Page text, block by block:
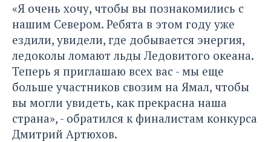
«Я очень хочу, чтобы вы познакомились с
нашим Севером. Ребята в этом году уже
ездили, увидели, где добывается энергия,
ледоколы ломают льды Ледовитого океана.
Теперь я приглашаю всех вас - мы еще
больше участников свозим на Ямал, чтобы
вы могли увидеть, как прекрасна наша
страна», - обратился к финалистам конкурса
Дмитрий Артюхов.